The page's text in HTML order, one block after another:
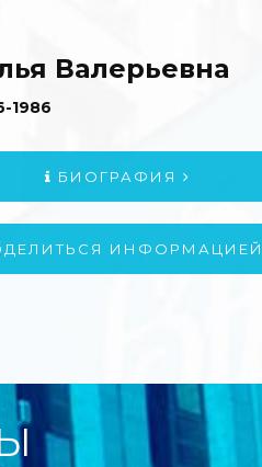
Валерьевна
1986
БИОГРАФИЯ
ИНФОРМАЦИЕЙ